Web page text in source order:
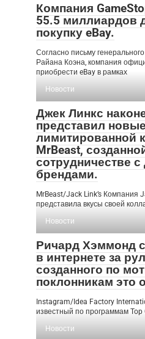
Компания
55.5 миллиардов
покупку eBay.
Согласно письму
Райана Коэна, компания
приобрести eBay в рамках
Новости
Джек Линкс
представил
лимитированной
MrBeast,
сотрудничестве
брендами.
MrBeast/Jack Link’s Компания
представила вкусы своей
Новости
Ричард Хэммонд
в интернете за
созданного по
поклонникам это
Instagram/Idea Factory
известный по программам Top
Новости